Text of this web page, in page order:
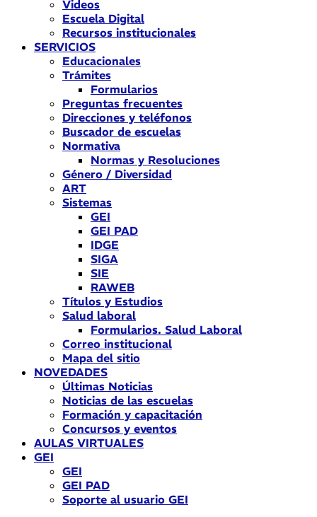
Videos
Escuela Digital
Recursos institucionales
SERVICIOS
Educacionales
Trámites
Formularios
Preguntas frecuentes
Direcciones y teléfonos
Buscador de escuelas
Normativa
Normas y Resoluciones
Género / Diversidad
ART
Sistemas
GEI
GEI PAD
IDGE
SIGA
SIE
RAWEB
Títulos y Estudios
Salud laboral
Formularios. Salud Laboral
Correo institucional
Mapa del sitio
NOVEDADES
Últimas Noticias
Noticias de las escuelas
Formación y capacitación
Concursos y eventos
AULAS VIRTUALES
GEI
GEI
GEI PAD
Soporte al usuario GEI